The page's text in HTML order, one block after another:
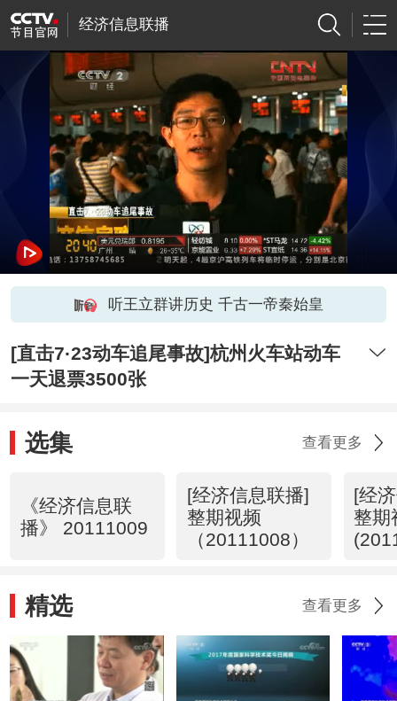
经济信息联播
听王立群讲历史 千古一帝秦始皇
[直击7·23动车追尾事故]杭州火车站动车
一天退票3500张
选集 查看更多
《经济信息联
播》 20111009
[经济信息联播]
整期视频
（20111008）
[经
整期
精选 查看更多